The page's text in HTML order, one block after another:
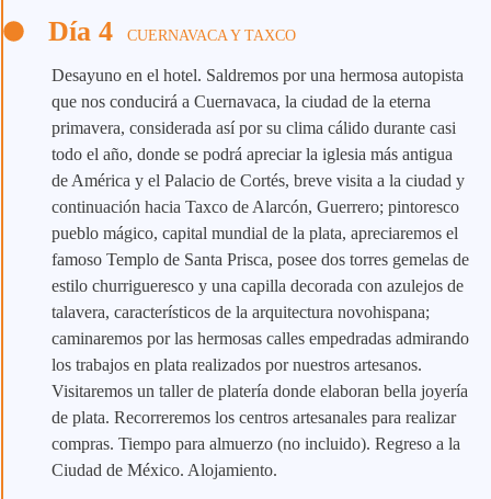
Día 4 CUERNAVACA Y TAXCO
Desayuno en el hotel. Saldremos por una hermosa autopista
que nos conducirá a Cuernavaca, la ciudad de la eterna
primavera, considerada así por su clima cálido durante casi
todo el año, donde se podrá apreciar la iglesia más antigua
de América y el Palacio de Cortés, breve visita a la ciudad y
continuación hacia Taxco de Alarcón, Guerrero; pintoresco
pueblo mágico, capital mundial de la plata, apreciaremos el
famoso Templo de Santa Prisca, posee dos torres gemelas de
estilo churrigueresco y una capilla decorada con azulejos de
talavera, característicos de la arquitectura novohispana;
caminaremos por las hermosas calles empedradas admirando
los trabajos en plata realizados por nuestros artesanos.
Visitaremos un taller de platería donde elaboran bella joyería
de plata. Recorreremos los centros artesanales para realizar
compras. Tiempo para almuerzo (no incluido). Regreso a la
Ciudad de México. Alojamiento.